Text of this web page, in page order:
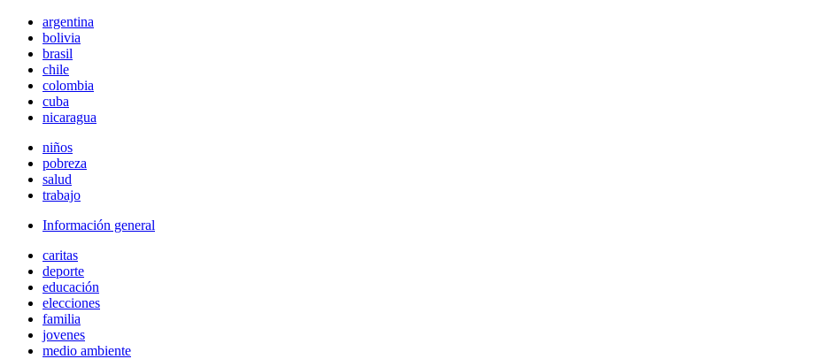
argentina
bolivia
brasil
chile
colombia
cuba
nicaragua
niños
pobreza
salud
trabajo
Información general
caritas
deporte
educación
elecciones
familia
jovenes
medio ambiente